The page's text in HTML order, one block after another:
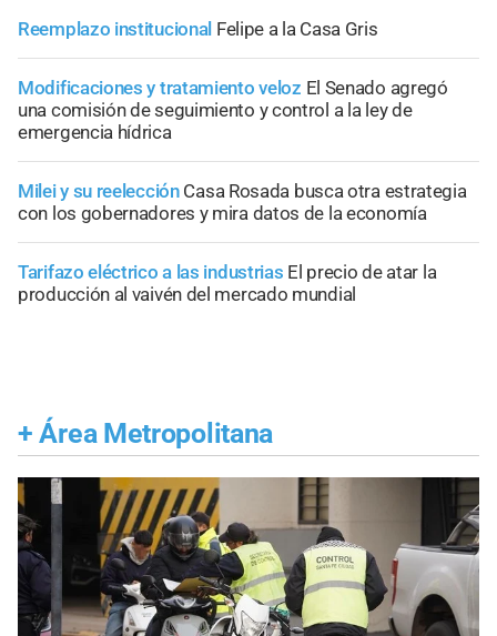
Reemplazo institucional Felipe a la Casa Gris
Modificaciones y tratamiento veloz El Senado agregó
una comisión de seguimiento y control a la ley de
emergencia hídrica
Milei y su reelección Casa Rosada busca otra estrategia
con los gobernadores y mira datos de la economía
Tarifazo eléctrico a las industrias El precio de atar la
producción al vaivén del mercado mundial
+ Área Metropolitana